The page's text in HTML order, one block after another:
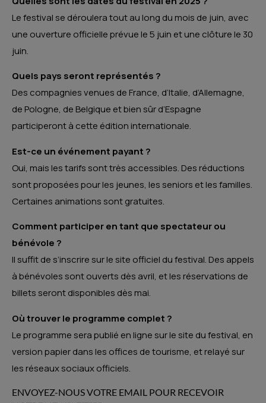
Le festival se déroulera tout au long du mois de juin, avec
une ouverture officielle prévue le 5 juin et une clôture le 30
juin.
Quels pays seront représentés ?
Des compagnies venues de France, d’Italie, d’Allemagne,
de Pologne, de Belgique et bien sûr d’Espagne
participeront à cette édition internationale.
Est-ce un événement payant ?
Oui, mais les tarifs sont très accessibles. Des réductions
sont proposées pour les jeunes, les seniors et les familles.
Certaines animations sont gratuites.
Comment participer en tant que spectateur ou
bénévole ?
Il suffit de s’inscrire sur le site officiel du festival. Des appels
à bénévoles sont ouverts dès avril, et les réservations de
billets seront disponibles dès mai.
Où trouver le programme complet ?
Le programme sera publié en ligne sur le site du festival, en
version papier dans les offices de tourisme, et relayé sur
les réseaux sociaux officiels.
ENVOYEZ-NOUS VOTRE EMAIL POUR RECEVOIR